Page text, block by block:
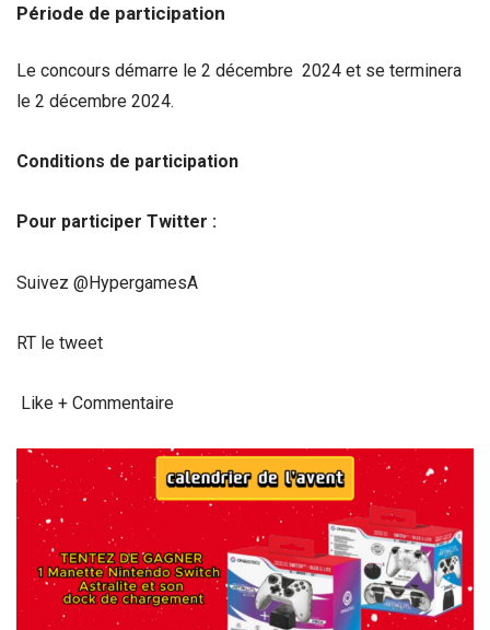
Période de participation
Le concours démarre le 2 décembre 2024 et se terminera
le 2 décembre 2024.
Conditions de participation
Pour participer Twitter :
Suivez @HypergamesA
RT le tweet
Like + Commentaire